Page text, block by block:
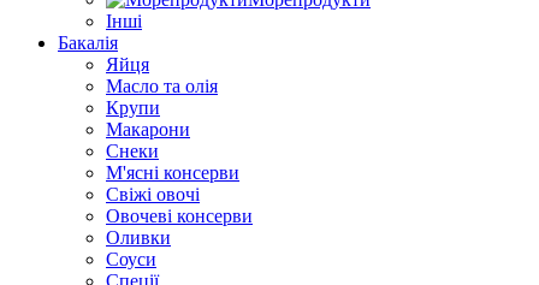
Інші
Бакалія
Яйця
Масло та олія
Крупи
Макарони
Снеки
М'ясні консерви
Свіжі овочі
Овочеві консерви
Оливки
Соуси
Спеції